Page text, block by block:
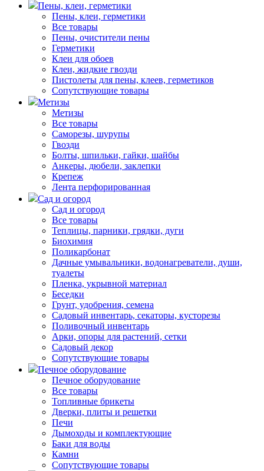
Пены, клеи, герметики
Пены, клеи, герметики
Все товары
Пены, очистители пены
Герметики
Клеи для обоев
Клеи, жидкие гвозди
Пистолеты для пены, клеев, герметиков
Сопутствующие товары
Метизы
Метизы
Все товары
Саморезы, шурупы
Гвозди
Болты, шпильки, гайки, шайбы
Анкеры, дюбели, заклепки
Крепеж
Лента перфорированная
Сад и огород
Сад и огород
Все товары
Теплицы, парники, грядки, дуги
Биохимия
Поликарбонат
Дачные умывальники, водонагреватели, души,
туалеты
Пленка, укрывной материал
Беседки
Грунт, удобрения, семена
Садовый инвентарь, секаторы, кусторезы
Поливочный инвентарь
Арки, опоры для растений, сетки
Садовый декор
Сопутствующие товары
Печное оборудование
Печное оборудование
Все товары
Топливные брикеты
Дверки, плиты и решетки
Печи
Дымоходы и комплектующие
Баки для воды
Камни
Сопутствующие товары